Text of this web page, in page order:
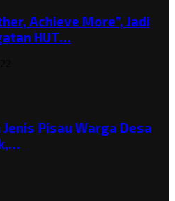
Achieve More”, Jadi
HUT…
Pisau Warga Desa